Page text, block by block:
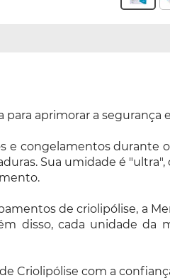
para aprimorar a
e congelamentos
Sua umidade é
de criolipólise, a
disso, cada unidade
Criolipólise com a